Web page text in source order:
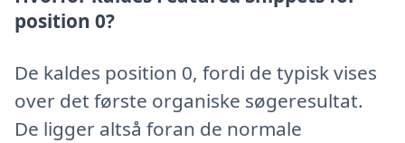
position 0?
De kaldes position 0, fordi de typisk vises
over det første organiske søgeresultat.
De ligger altså foran de normale